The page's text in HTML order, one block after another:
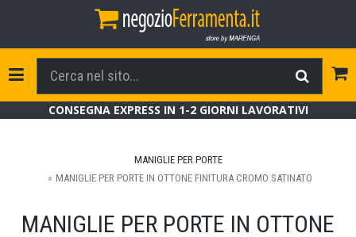
Toggle Navigation
CONSEGNA EXPRESS IN 1-2 GIORNI LAVORATIVI
MANIGLIE PER PORTE
MANIGLIE PER PORTE IN OTTONE FINITURA CROMO SATINATO
MANIGLIE PER PORTE IN OTTONE